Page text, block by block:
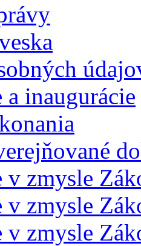
inaugurácie
zmysle
v zmysle
v zmysle